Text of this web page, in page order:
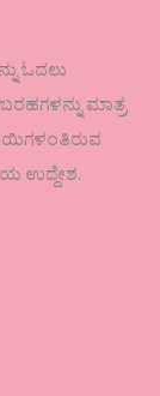
ಓದಲು
ಮಾತ್ರ
ಉದ್ದೇಶ.